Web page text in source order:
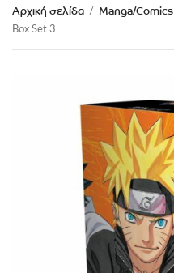
Αρχική σελίδα / Manga/Comics
Box Set 3